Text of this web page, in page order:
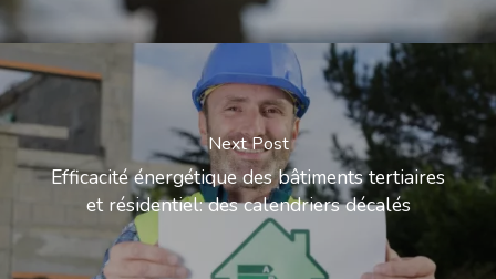
Next Post
Efficacité énergétique des bâtiments tertiaires
et résidentiel: des calendriers décalés